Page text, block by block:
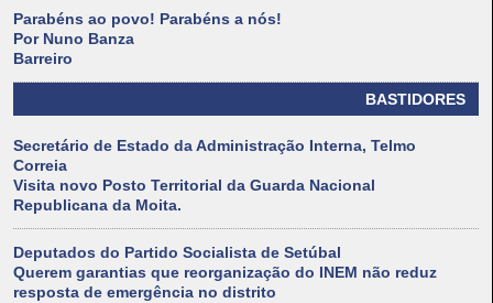
Parabéns ao povo! Parabéns a nós!
Por Nuno Banza
Barreiro
BASTIDORES
Secretário de Estado da Administração Interna, Telmo
Correia
Visita novo Posto Territorial da Guarda Nacional
Republicana da Moita.
Deputados do Partido Socialista de Setúbal
Querem garantias que reorganização do INEM não reduz
resposta de emergência no distrito